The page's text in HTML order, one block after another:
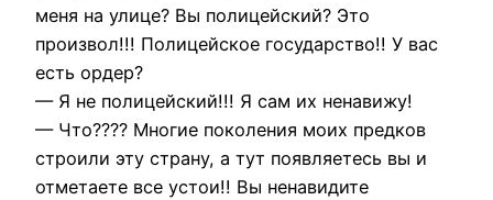
меня на улице? Вы полицейский? Это
произвол!!! Полицейское государство!! У вас
есть ордер?
— Я не полицейский!!! Я сам их ненавижу!
— Что???? Многие поколения моих предков
строили эту страну, а тут появляетесь вы и
отметаете все устои!! Вы ненавидите